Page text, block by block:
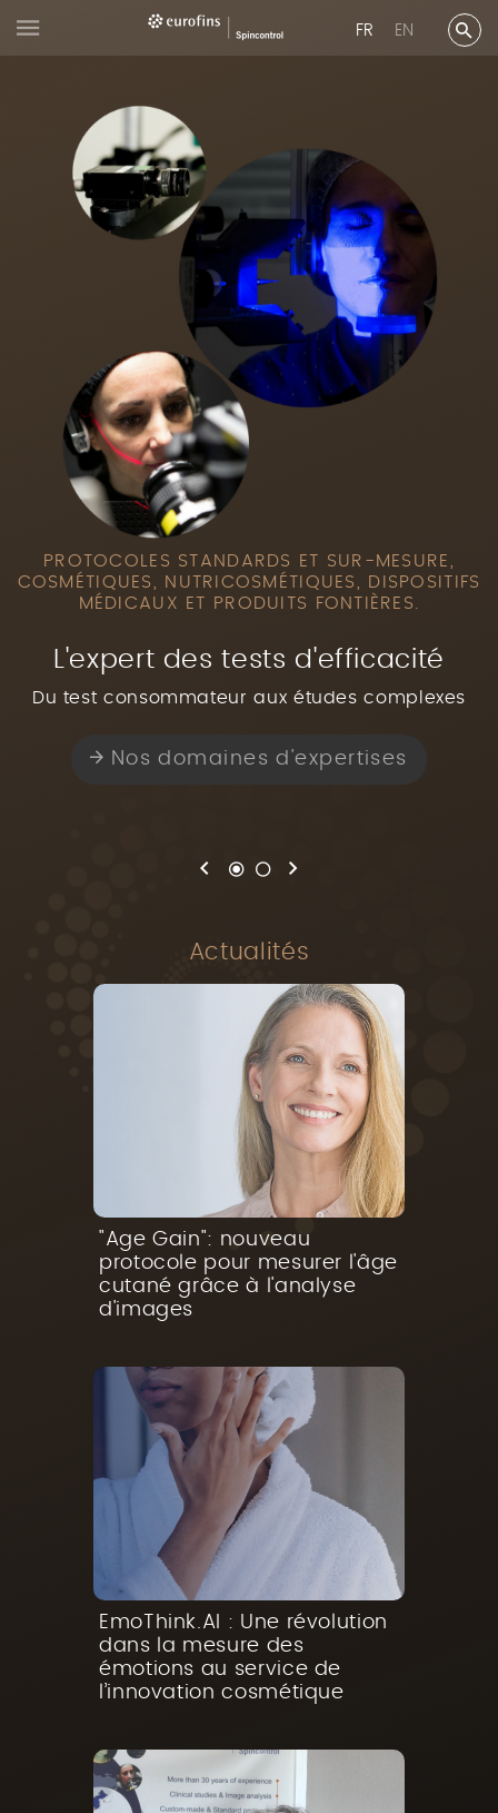
FR EN
PROTOCOLES STANDARDS ET SUR-MESURE,
COSMÉTIQUES, NUTRICOSMÉTIQUES,
DISPOSITIFS
MÉDICAUX ET
PRODUITS FONTIÈRES.
L'expert des tests d'efficacité
Du test consommateur aux études complexes
Nos domaines d'expertises
Vos revendications, nos solutions
Actualités
"Age Gain": nouveau
protocole pour mesurer l'âge
cutané grâce à l'analyse
d'images
EmoThink.AI : Une révolution
dans la mesure des
émotions au service de
l’innovation cosmétique